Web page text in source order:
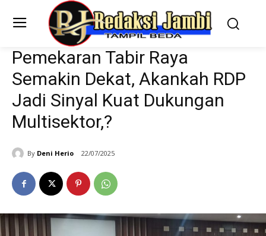
Pemekaran Tabir Raya
Semakin Dekat, Akankah RDP
Jadi Sinyal Kuat Dukungan
Multisektor,?
By Deni Herio 22/07/2025